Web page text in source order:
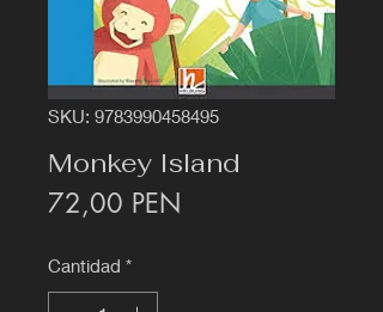
SKU: 9783990458495
Monkey Island
72,00 PEN
Cantidad *